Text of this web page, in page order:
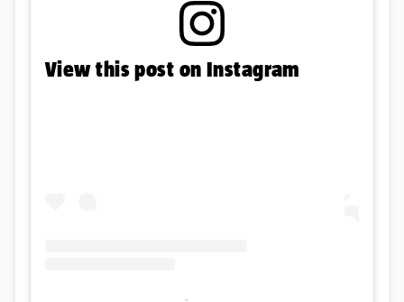
View this post on Instagram